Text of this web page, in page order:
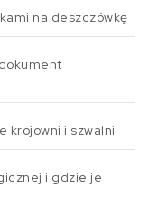
na deszczówkę
krojowni i szwalni
i gdzie je